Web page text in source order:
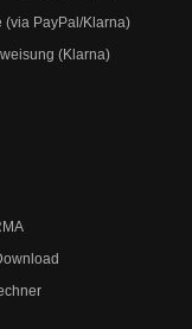
(via PayPal/Klarna)
(Klarna)